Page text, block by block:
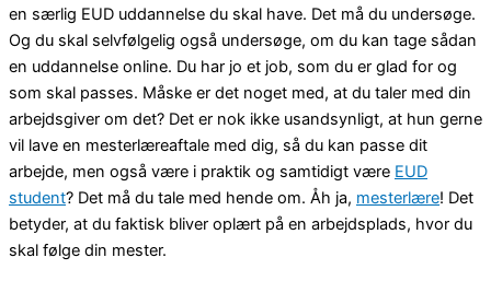
en særlig EUD uddannelse du skal have. Det må du undersøge.
Og du skal selvfølgelig også undersøge, om du kan tage sådan
en uddannelse online. Du har jo et job, som du er glad for og
som skal passes. Måske er det noget med, at du taler med din
arbejdsgiver om det? Det er nok ikke usandsynligt, at hun gerne
vil lave en mesterlæreaftale med dig, så du kan passe dit
arbejde, men også være i praktik og samtidigt være EUD
student? Det må du tale med hende om. Åh ja, mesterlære! Det
betyder, at du faktisk bliver oplært på en arbejdsplads, hvor du
skal følge din mester.